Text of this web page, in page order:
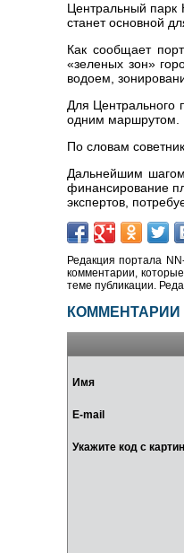
Центральный парк
станет основной
Как сообщает
«зеленых зон»
водоем,
Для Центрального
одним маршрутом.
По словам
Дальнейшим шагом
финансирование
экспертов,
Редакция портала
комментарии,
теме публикации.
КОММЕНТАРИИ
Имя
E-mail
Укажите код с